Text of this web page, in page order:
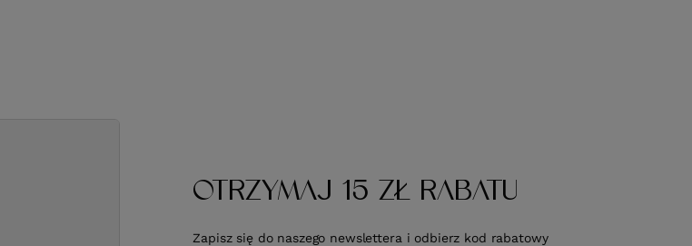
OTRZYMAJ 15 ZŁ RABATU
Zapisz się do naszego newslettera i odbierz kod rabatowy